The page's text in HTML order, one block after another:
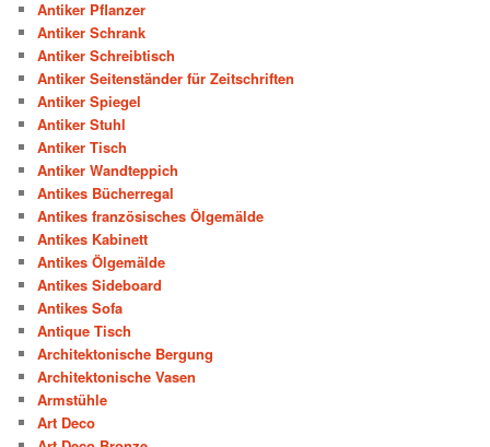
Antiker Pflanzer
Antiker Schrank
Antiker Schreibtisch
Antiker Seitenständer für Zeitschriften
Antiker Spiegel
Antiker Stuhl
Antiker Tisch
Antiker Wandteppich
Antikes Bücherregal
Antikes französisches Ölgemälde
Antikes Kabinett
Antikes Ölgemälde
Antikes Sideboard
Antikes Sofa
Antique Tisch
Architektonische Bergung
Architektonische Vasen
Armstühle
Art Deco